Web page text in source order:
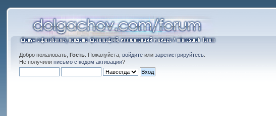
Добро пожаловать,Гость . Пожалуйста,войдите илизарегистрируйтесь
Не получилиписьмо с кодом активации?